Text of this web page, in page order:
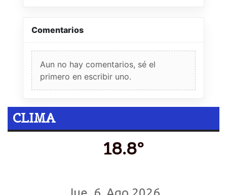
Comentarios
Aun no hay comentarios, sé el
primero en escribir uno.
CLIMA
18.8º